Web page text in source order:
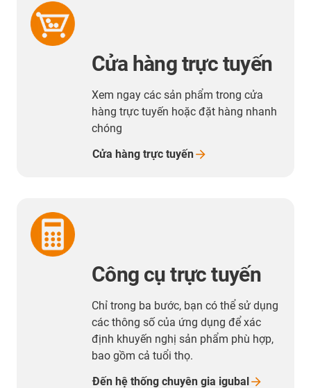
Cửa hàng trực tuyến
Xem ngay các sản phẩm trong cửa
hàng trực tuyến hoặc đặt hàng nhanh
chóng
Cửa hàng trực tuyến
Công cụ trực tuyến
Chỉ trong ba bước, bạn có thể sử dụng
các thông số của ứng dụng để xác
định khuyến nghị sản phẩm phù hợp,
bao gồm cả tuổi thọ.
Đến hệ thống chuyên gia igubal